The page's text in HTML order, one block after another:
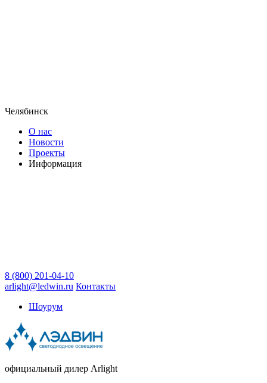
Челябинск
О нас
Новости
Проекты
Информация
8 (800) 201-04-10
arlight@ledwin.ru Контакты
Шоурум
официальный дилер Arlight